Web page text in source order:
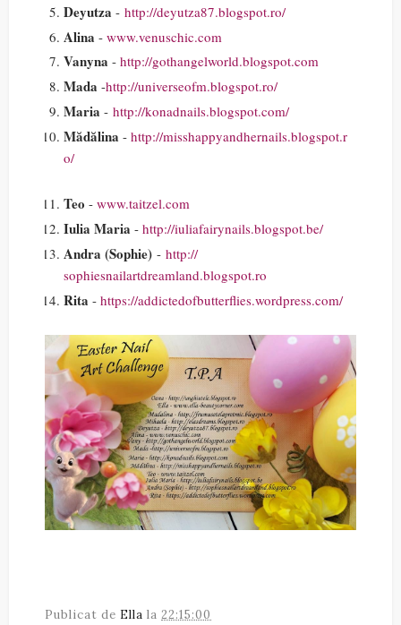
Deyutza - http://deyutza87.blogspot.ro/
Alina - www.venuschic.com
Vanyna - http://gothangelworld.blogspot.com
Mada -http://universeofm.blogspot.ro/
Maria - http://konadnails.blogspot.com/
Mădălina - http://misshappyandhernails.blogspot.r
o/
Teo - www.taitzel.com
Iulia Maria - http://iuliafairynails.blogspot.be/
Andra (Sophie) - http://
sophiesnailartdreamland.blogspot.ro
Rita - https://addictedofbutterflies.wordpress.com/
Publicat de Ella la 22:15:00